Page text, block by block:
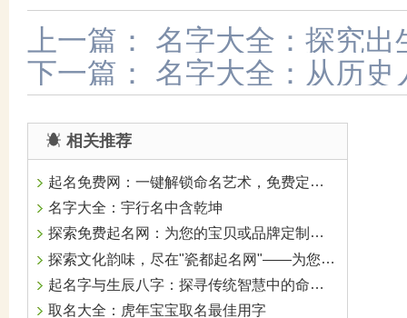
上一篇：
名字大全：探究
下一篇：
名字大全：从历
相关推荐
起名免费网：一键解锁命名艺术，免费定制专属魅力
名字大全：宇行名中含乾坤
探索免费起名网：为您的宝贝或品牌定制独一无二的名字
探索文化韵味，尽在"瓷都起名网"——为您的创意添上一抹雅致瓷光
起名字与生辰八字：探寻传统智慧中的命名艺术
取名大全：虎年宝宝取名最佳用字